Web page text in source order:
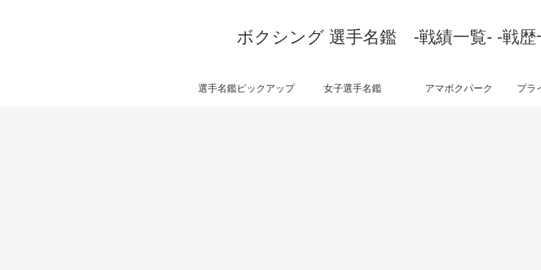
ボクシング 選手名鑑 -戦績一覧- -戦歴
選手名鑑ピックアップ 女子選手名鑑 アマボクパーク プラ